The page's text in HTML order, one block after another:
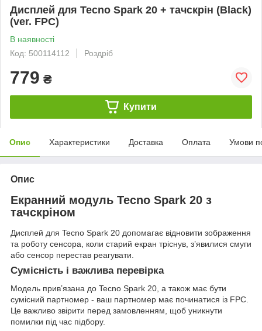
Дисплей для Tecno Spark 20 + тачскрін (Black)
(ver. FPC)
В наявності
Код: 500114112
Роздріб
779 ₴
Купити
Опис Характеристики Доставка Оплата Умови
Опис
Екранний модуль Tecno Spark 20 з
тачскріном
Дисплей для Tecno Spark 20 допомагає відновити зображення
та роботу сенсора, коли старий екран тріснув, з’явилися смуги
або сенсор перестав реагувати.
Сумісність і важлива перевірка
Модель прив’язана до Tecno Spark 20, а також має бути
сумісний партномер - ваш партномер має починатися із FPC.
Це важливо звірити перед замовленням, щоб уникнути
помилки під час підбору.